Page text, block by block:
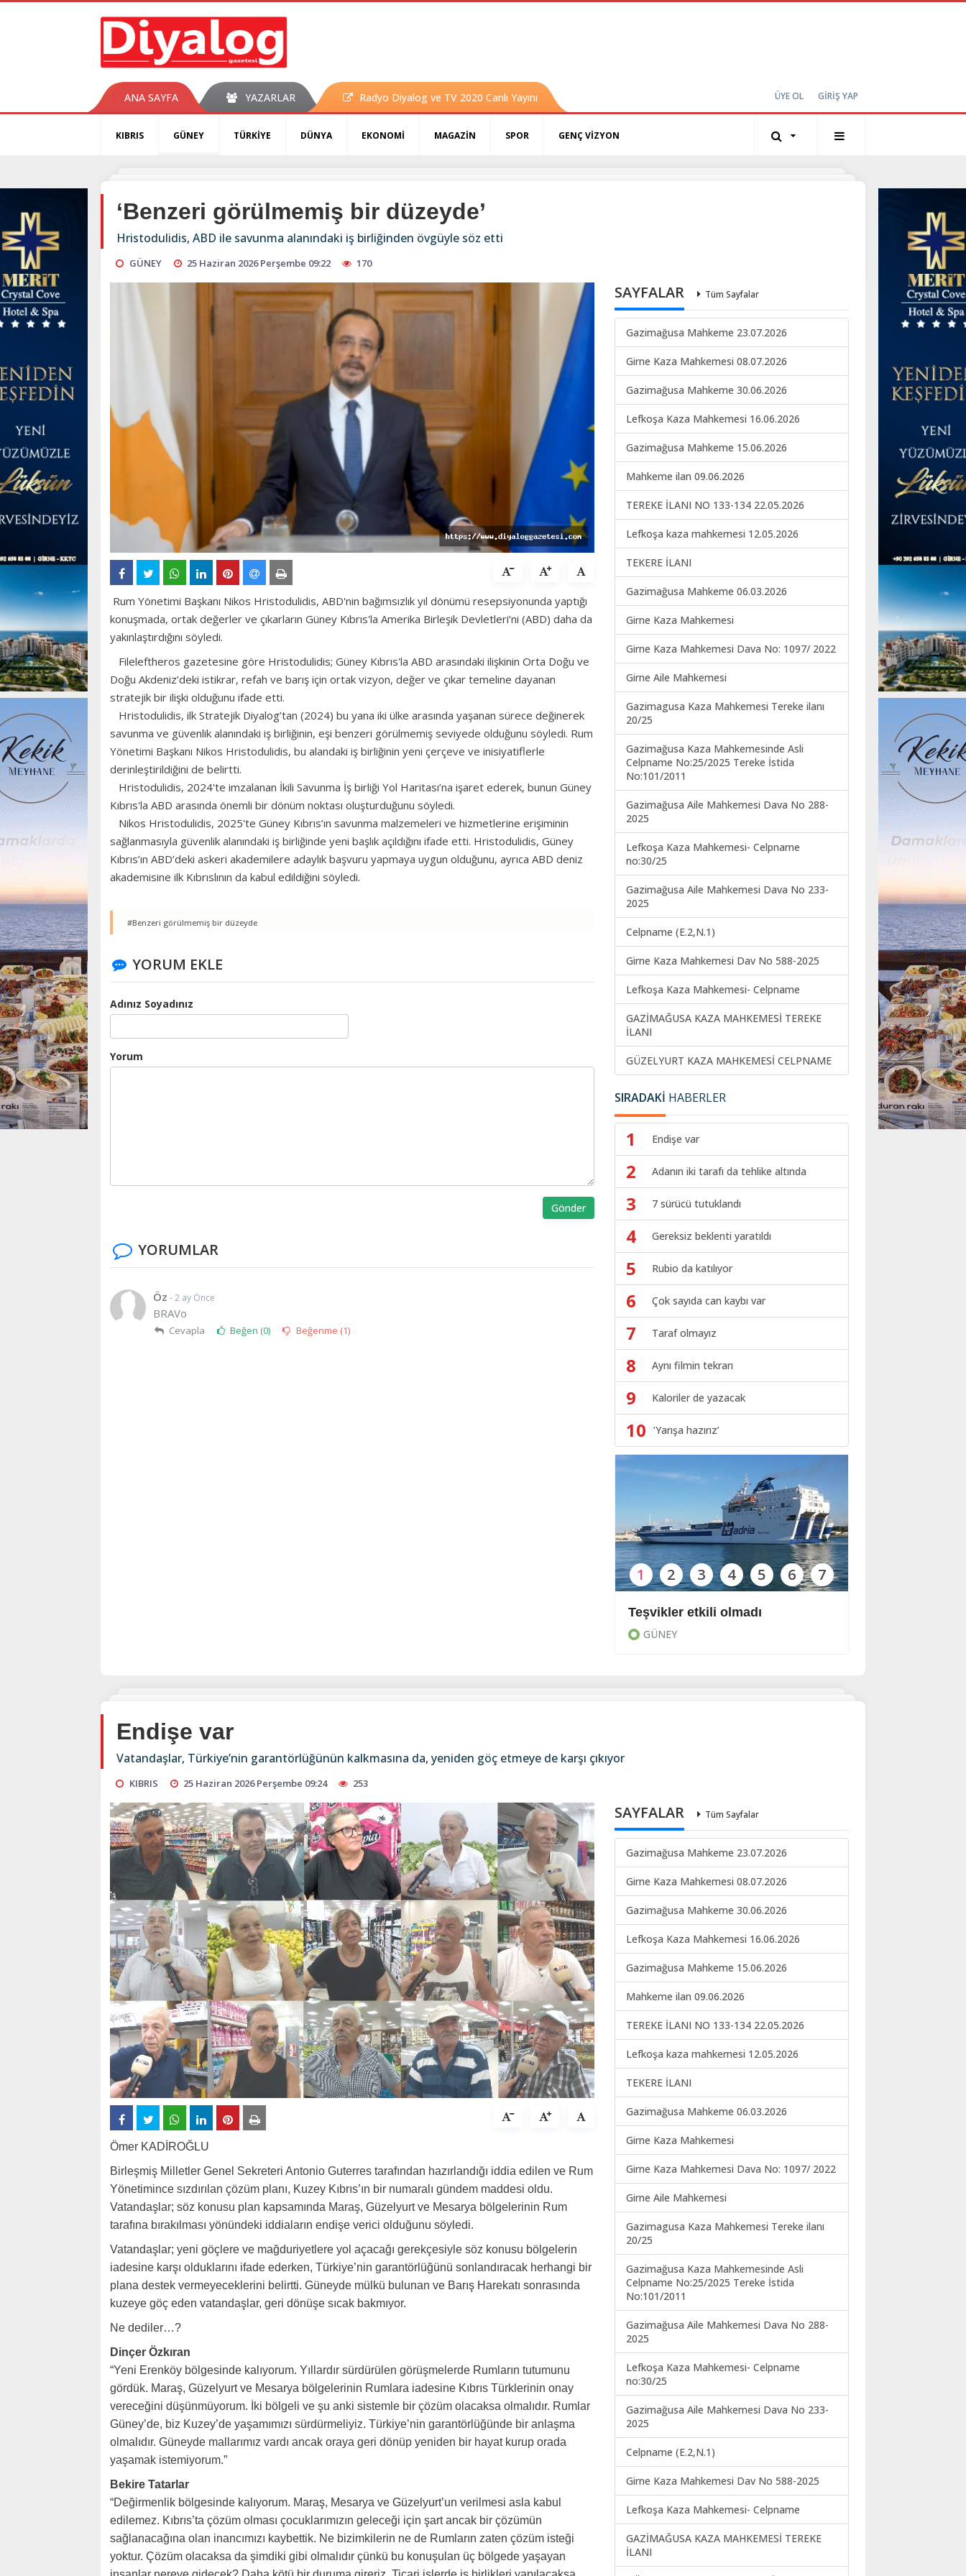
ANA SAYFA YAZARLAR Radyo Diyalog ve TV 2020 Canlı Yayını ÜYE OL GİRİŞ YAP
KIBRIS GÜNEY TÜRKİYE DÜNYA EKONOMİ MAGAZİN SPOR GENÇ VİZYON
‘Benzeri görülmemiş bir düzeyde’
Hristodulidis, ABD ile savunma alanındaki iş birliğinden övgüyle söz etti
GÜNEY 25 Haziran 2026 Perşembe 09:22 170
Rum Yönetimi Başkanı Nikos Hristodulidis, ABD'nin bağımsızlık yıl dönümü resepsiyonunda yaptığı
konuşmada, ortak değerler ve çıkarların Güney Kıbrıs'la Amerika Birleşik Devletleri’ni (ABD) daha da
yakınlaştırdığını söyledi.
Fileleftheros gazetesine göre Hristodulidis; Güney Kıbrıs'la ABD arasındaki ilişkinin Orta Doğu ve
Doğu Akdeniz’deki istikrar, refah ve barış için ortak vizyon, değer ve çıkar temeline dayanan
stratejik bir ilişki olduğunu ifade etti.
Hristodulidis, ilk Stratejik Diyalog’tan (2024) bu yana iki ülke arasında yaşanan sürece değinerek
savunma ve güvenlik alanındaki iş birliğinin, eşi benzeri görülmemiş seviyede olduğunu söyledi. Rum
Yönetimi Başkanı Nikos Hristodulidis, bu alandaki iş birliğinin yeni çerçeve ve inisiyatiflerle
derinleştirildiğini de belirtti.
Hristodulidis, 2024'te imzalanan İkili Savunma İş birliği Yol Haritası’na işaret ederek, bunun Güney
Kıbrıs'la ABD arasında önemli bir dönüm noktası oluşturduğunu söyledi.
Nikos Hristodulidis, 2025'te Güney Kıbrıs’ın savunma malzemeleri ve hizmetlerine erişiminin
sağlanmasıyla güvenlik alanındaki iş birliğinde yeni başlık açıldığını ifade etti. Hristodulidis, Güney
Kıbrıs’ın ABD’deki askeri akademilere adaylık başvuru yapmaya uygun olduğunu, ayrıca ABD deniz
akademisine ilk Kıbrıslının da kabul edildiğini söyledi.
#Benzeri görülmemiş bir düzeyde
YORUM EKLE
Adınız Soyadınız
Yorum
Gönder
YORUMLAR
Öz - 2 ay Önce
BRAVo
Cevapla Beğen (0) Beğenme (1)
SAYFALAR Tüm Sayfalar
Gazimağusa Mahkeme 23.07.2026
Girne Kaza Mahkemesi 08.07.2026
Gazimağusa Mahkeme 30.06.2026
Lefkoşa Kaza Mahkemesi 16.06.2026
Gazimağusa Mahkeme 15.06.2026
Mahkeme ilan 09.06.2026
TEREKE İLANI NO 133-134 22.05.2026
Lefkoşa kaza mahkemesi 12.05.2026
TEKERE İLANI
Gazimağusa Mahkeme 06.03.2026
Girne Kaza Mahkemesi
Girne Kaza Mahkemesi Dava No: 1097/ 2022
Girne Aile Mahkemesi
Gazimagusa Kaza Mahkemesi Tereke ilanı
20/25
Gazimağusa Kaza Mahkemesinde Asli
Celpname No:25/2025 Tereke İstida
No:101/2011
Gazimağusa Aile Mahkemesi Dava No 288-
2025
Lefkoşa Kaza Mahkemesi- Celpname
no:30/25
Gazimağusa Aile Mahkemesi Dava No 233-
2025
Celpname (E.2,N.1)
Girne Kaza Mahkemesi Dav No 588-2025
Lefkoşa Kaza Mahkemesi- Celpname
GAZİMAĞUSA KAZA MAHKEMESİ TEREKE
İLANI
GÜZELYURT KAZA MAHKEMESİ CELPNAME
SIRADAKİ HABERLER
1 Endişe var
2 Adanın iki tarafı da tehlike altında
3 7 sürücü tutuklandı
4 Gereksiz beklenti yaratıldı
5 Rubio da katılıyor
6 Çok sayıda can kaybı var
7 Taraf olmayız
8 Aynı filmin tekrarı
9 Kaloriler de yazacak
10 ‘Yarışa hazırız’
Teşvikler etkili olmadı
GÜNEY
1 2 3 4 5 6 7
Endişe var
Vatandaşlar, Türkiye’nin garantörlüğünün kalkmasına da, yeniden göç etmeye de karşı çıkıyor
KIBRIS 25 Haziran 2026 Perşembe 09:24 253
Ömer KADİROĞLU
Birleşmiş Milletler Genel Sekreteri Antonio Guterres tarafından hazırlandığı iddia edilen ve Rum
Yönetimince sızdırılan çözüm planı, Kuzey Kıbrıs’ın bir numaralı gündem maddesi oldu.
Vatandaşlar; söz konusu plan kapsamında Maraş, Güzelyurt ve Mesarya bölgelerinin Rum
tarafına bırakılması yönündeki iddiaların endişe verici olduğunu söyledi.
Vatandaşlar; yeni göçlere ve mağduriyetlere yol açacağı gerekçesiyle söz konusu bölgelerin
iadesine karşı olduklarını ifade ederken, Türkiye’nin garantörlüğünü sonlandıracak herhangi bir
plana destek vermeyeceklerini belirtti. Güneyde mülkü bulunan ve Barış Harekatı sonrasında
kuzeye göç eden vatandaşlar, geri dönüşe sıcak bakmıyor.
Ne dediler…?
Dinçer Özkıran
“Yeni Erenköy bölgesinde kalıyorum. Yıllardır sürdürülen görüşmelerde Rumların tutumunu
gördük. Maraş, Güzelyurt ve Mesarya bölgelerinin Rumlara iadesine Kıbrıs Türklerinin onay
vereceğini düşünmüyorum. İki bölgeli ve şu anki sistemle bir çözüm olacaksa olmalıdır. Rumlar
Güney’de, biz Kuzey’de yaşamımızı sürdürmeliyiz. Türkiye’nin garantörlüğünde bir anlaşma
olmalıdır. Güneyde mallarımız vardı ancak oraya geri dönüp yeniden bir hayat kurup orada
yaşamak istemiyorum.”
Bekire Tatarlar
“Değirmenlik bölgesinde kalıyorum. Maraş, Mesarya ve Güzelyurt’un verilmesi asla kabul
edilemez. Kıbrıs’ta çözüm olması çocuklarımızın geleceği için şart ancak bir çözümün
sağlanacağına olan inancımızı kaybettik. Ne bizimkilerin ne de Rumların zaten çözüm isteği
yoktur. Çözüm olacaksa da şimdiki gibi olmalıdır çünkü bu konuşulan üç bölgede yaşayan
SAYFALAR Tüm Sayfalar
Gazimağusa Mahkeme 23.07.2026
Girne Kaza Mahkemesi 08.07.2026
Gazimağusa Mahkeme 30.06.2026
Lefkoşa Kaza Mahkemesi 16.06.2026
Gazimağusa Mahkeme 15.06.2026
Mahkeme ilan 09.06.2026
TEREKE İLANI NO 133-134 22.05.2026
Lefkoşa kaza mahkemesi 12.05.2026
TEKERE İLANI
Gazimağusa Mahkeme 06.03.2026
Girne Kaza Mahkemesi
Girne Kaza Mahkemesi Dava No: 1097/ 2022
Girne Aile Mahkemesi
Gazimagusa Kaza Mahkemesi Tereke ilanı
20/25
Gazimağusa Kaza Mahkemesinde Asli
Celpname No:25/2025 Tereke İstida
No:101/2011
Gazimağusa Aile Mahkemesi Dava No 288-
2025
Lefkoşa Kaza Mahkemesi- Celpname
no:30/25
Gazimağusa Aile Mahkemesi Dava No 233-
2025
Celpname (E.2,N.1)
Girne Kaza Mahkemesi Dav No 588-2025
Lefkoşa Kaza Mahkemesi- Celpname
GAZİMAĞUSA KAZA MAHKEMESİ TEREKE
İLANI